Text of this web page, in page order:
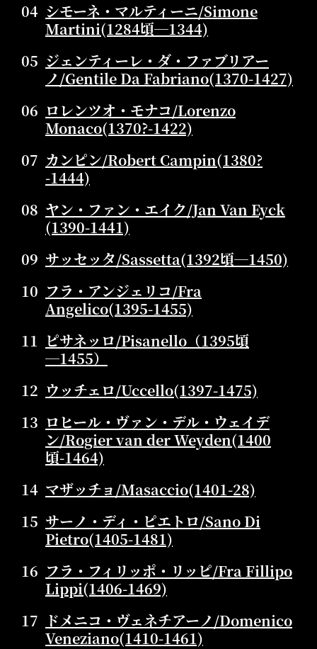
04 シモーネ・マルティーニ/Simone
Martini(1284頃―1344)
05 ジェンティーレ・ダ・ファブリアー
ノ/Gentile Da Fabriano(1370-1427)
06 ロレンツオ・モナコ/Lorenzo
Monaco(1370?-1422)
07 カンピン/Robert Campin(1380?
-1444)
08 ヤン・ファン・エイク/Jan Van Eyck
(1390-1441)
09 サッセッタ/Sassetta(1392頃―1450)
10 フラ・アンジェリコ/Fra
Angelico(1395-1455)
11 ピサネッロ/Pisanello（1395頃
―1455）
12 ウッチェロ/Uccello(1397-1475)
13 ロヒール・ヴァン・デル・ウェイデ
ン/Rogier van der Weyden(1400
頃-1464)
14 マザッチョ/Masaccio(1401-28)
15 サーノ・ディ・ピエトロ/Sano Di
Pietro(1405-1481)
16 フラ・フィリッポ・リッピ/Fra Fillipo
Lippi(1406-1469)
17 ドメニコ・ヴェネチアーノ/Domenico
Veneziano(1410-1461)